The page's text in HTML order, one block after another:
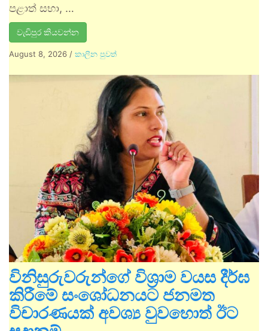
පළාත් සභා, …
වැඩිපුර කියවන්න
August 8, 2026 / කාලීන පුවත්
විනිසුරුවරුන්ගේ විශ්‍රාම වයස දීර්ඝ
කිරීමේ සංශෝධනයට ජනමත
විචාරණයක් අවශ්‍ය වුවහොත් ඊට